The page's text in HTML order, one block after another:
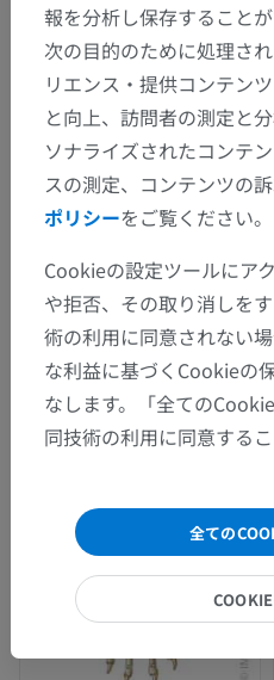
報を分析し保存すること
次の目的のために処理さ
リエンス・提供コンテン
と向上、訪問者の測定と
ソナライズされたコンテ
スの測定、コンテンツの
ポリシーをご覧ください。
Cookieの設定ツールにア
や拒否、その取り消しを
術の利用に同意されない
な利益に基づくCookieの
なします。「全ての
同技術の利用に同意するこ
全ての